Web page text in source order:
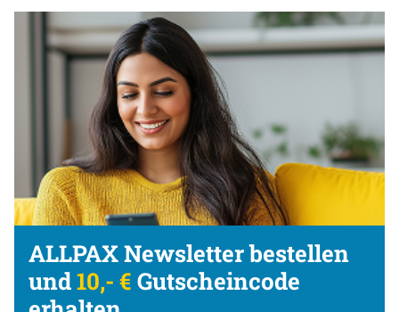
ALLPAX Newsletter bestellen
und10,- € Gutscheincode